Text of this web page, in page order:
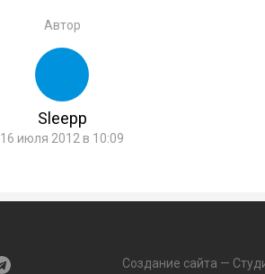
Автор
Sleepp
16 июля 2012 в 10:09
Создание сайта —